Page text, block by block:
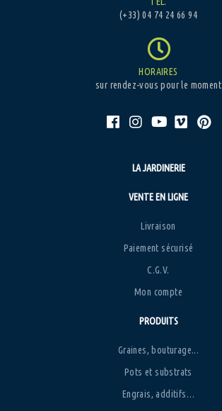
(+33) 04 74 24 66 94
HORAIRES
sur rendez-vous pour le moment
LA JARDINERIE
VENTE EN LIGNE
Livraison
Paiement sécurisé
C.G.V.
Mon compte
PRODUITS
Graines, bouturage...
Pots et substrats
Engrais, additifs…